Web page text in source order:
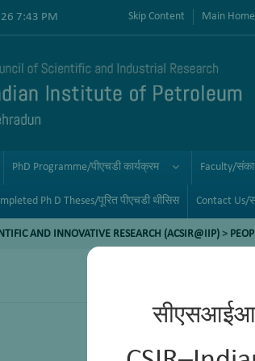
7:43 PM Skip Content Main Home
PhD Programme/पीएचडी कार्यक्रम Faculty/
Ph D Theses/पूरित पीएचडी थीसिस Contact Us/
AND INNOVATIVE RESEARCH (ACSIR@IIP) >